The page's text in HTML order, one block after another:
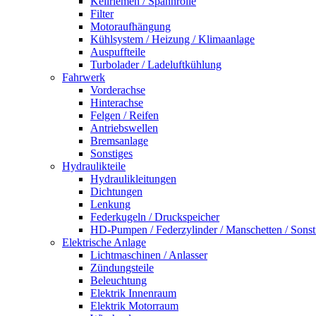
Filter
Motoraufhängung
Kühlsystem / Heizung / Klimaanlage
Auspuffteile
Turbolader / Ladeluftkühlung
Fahrwerk
Vorderachse
Hinterachse
Felgen / Reifen
Antriebswellen
Bremsanlage
Sonstiges
Hydraulikteile
Hydraulikleitungen
Dichtungen
Lenkung
Federkugeln / Druckspeicher
HD-Pumpen / Federzylinder / Manschetten /
Elektrische Anlage
Lichtmaschinen / Anlasser
Zündungsteile
Beleuchtung
Elektrik Innenraum
Elektrik Motorraum